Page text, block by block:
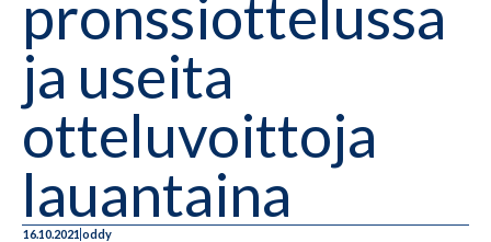
pronssiottelussa
ja useita
otteluvoittoja
lauantaina
16.10.2021 oddy